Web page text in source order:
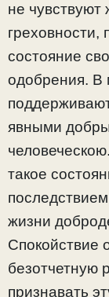
не чувствуют
греховности,
состояние
одобрения. В
явными
такое
жизни
Спокойствие
безотчетную
признавать